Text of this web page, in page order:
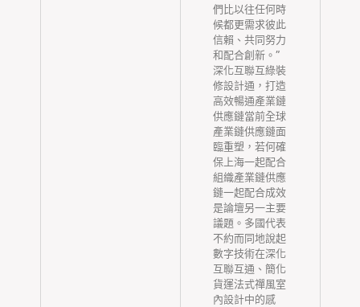
們比以往任何時
候都更需求彼此
信賴、共同努力
和配合創新。”
深化互聯互綠裝
修設計通，打造
高效暢通產業鏈
供應鏈當前全球
產業鏈供應鏈面
臨重塑，若何確
保上海一起配合
組織產業鏈供應
鏈一起配合成效
是論壇另一主要
議題。多國代表
不約而同地說起
數字技術在深化
互聯互通、簡化
貨運法式禪風室
內設計中的感